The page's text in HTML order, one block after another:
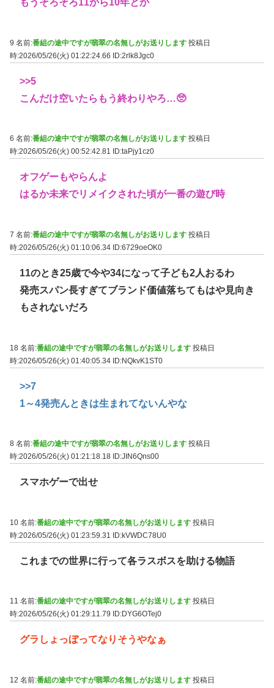
もうそろそろ11から10年とか
9 名前:番組の途中ですが翡翠の名無しがお送りします 投稿日
時:2026/05/26(火) 01:22:24.66 ID:2rlk8Jgc0
>>5
こんだけ空いたらもう終わりやろ…🥺
6 名前:番組の途中ですが翡翠の名無しがお送りします 投稿日
時:2026/05/26(火) 00:52:42.81
ID:taPjy1cz0
オフゲーもやらんよ
はるか未来でリメイクされた頃が一番の遊び時
7 名前:番組の途中ですが翡翠の名無しがお送りします 投稿日
時:2026/05/26(火) 01:10:06.34 ID:6729oeOK0
11のとき25歳で今や34になって子ども2人おるわ
発売スパン長すぎてブランド価値落ちてもはや見向き
もされないだろ
18 名前:番組の途中ですが翡翠の名無しがお送りします 投稿日
時:2026/05/26(火) 01:40:05.34 ID:NQkvK1ST0
>>7
1～4発売んときは生まれてないんやな
8 名前:番組の途中ですが翡翠の名無しがお送りします 投稿日
時:2026/05/26(火) 01:21:18.18 ID:JIN6Qns00
スマホゲーで出せ
10 名前:番組の途中ですが翡翠の名無しがお送りします 投稿日
時:2026/05/26(火) 01:23:59.31 ID:kVWDC78U0
これまでの世界に行って各ラスボスを助ける物語
11 名前:番組の途中ですが翡翠の名無しがお送りします 投稿日
時:2026/05/26(火) 01:29:11.79
ID:DYG6OTej0
グラしょっぼってなりそうやなぁ
12 名前:番組の途中ですが翡翠の名無しがお送りします 投稿日